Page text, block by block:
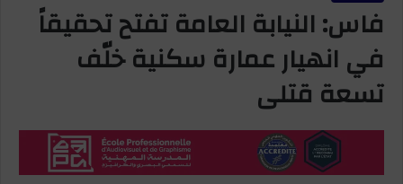
فاس: النيابة العامة تفتح تحقيقاً
في انهيار عمارة سكنية خلّف
تسعة قتلى